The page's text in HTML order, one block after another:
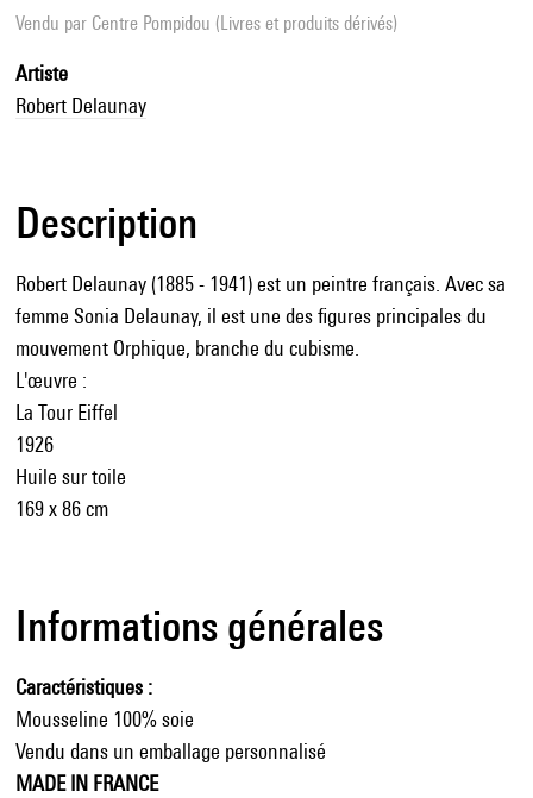
Vendu par Centre Pompidou (Livres et produits dérivés)
Artiste
Robert Delaunay
Description
Robert Delaunay (1885 - 1941) est un peintre français. Avec sa
femme Sonia Delaunay, il est une des figures principales du
mouvement Orphique, branche du cubisme.
L'œuvre :
La Tour Eiffel
1926
Huile sur toile
169 x 86 cm
Informations générales
Caractéristiques
Mousseline 100% soie
Vendu dans un emballage personnalisé
MADE IN FRANCE